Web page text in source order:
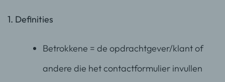
1. Definities
Betrokkene = de opdrachtgever/klant of
andere die het contactformulier invullen